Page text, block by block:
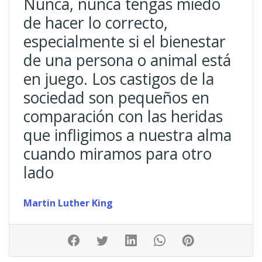
Nunca, nunca tengas miedo
de hacer lo correcto,
especialmente si el bienestar
de una persona o animal está
en juego. Los castigos de la
sociedad son pequeños en
comparación con las heridas
que infligimos a nuestra alma
cuando miramos para otro
lado
Martin Luther King